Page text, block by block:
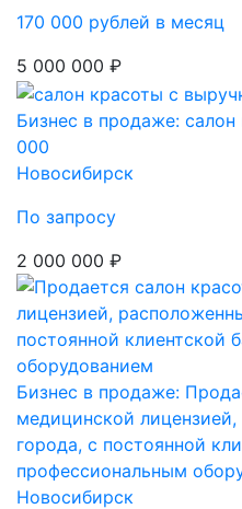
170 000 рублей в месяц
5 000 000 ₽
Бизнес в продаже:
000
Новосибирск
По запросу
2 000 000 ₽
Бизнес в продаже:
медицинской
города, с постоянной
профессиональным
Новосибирск